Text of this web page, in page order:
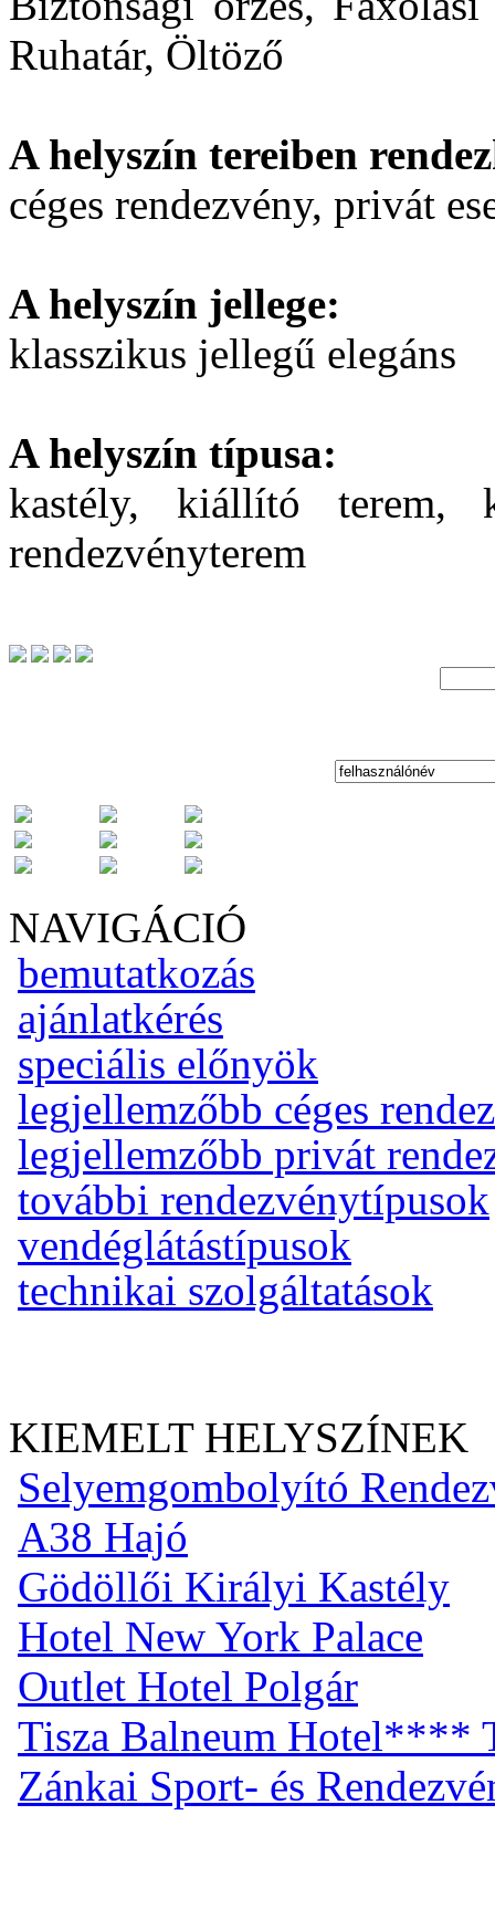
Ruhatár, Öltöző
A helyszín tereiben
céges rendezvény, privát
A helyszín jellege:
klasszikus jellegű elegáns
A helyszín típusa:
kastély, kiállító terem,
rendezvényterem
NAVIGÁCIÓ
bemutatkozás
ajánlatkérés
speciális előnyök
legjellemzőbb céges
legjellemzőbb privát
további rendezvénytípusok
vendéglátástípusok
technikai szolgáltatások
KIEMELT HELYSZÍNEK
Selyemgombolyító
A38 Hajó
Gödöllői Királyi Kastély
Hotel New York Palace
Outlet Hotel Polgár
Tisza Balneum Hotel****
Zánkai Sport- és